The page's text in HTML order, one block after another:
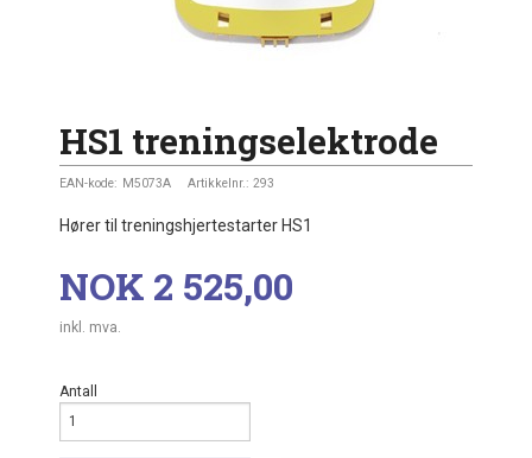
HS1 treningselektrode
EAN-kode: M5073A Artikkelnr.: 293
Hører til treningshjertestarter HS1
Pris
NOK 2 525,00
inkl. mva.
Antall